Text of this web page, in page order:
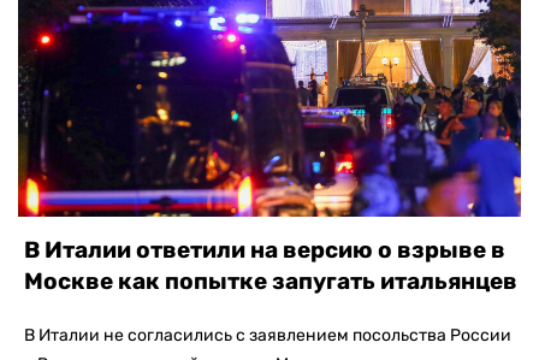
В Италии ответили на версию о взрыве в
Москве как попытке запугать итальянцев
В Италии не согласились с заявлением посольства России